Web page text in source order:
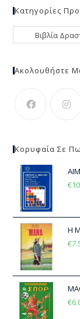
Κατηγορίες
Ακολουθήστε
Κορυφαία Σε
€
Η
€
€